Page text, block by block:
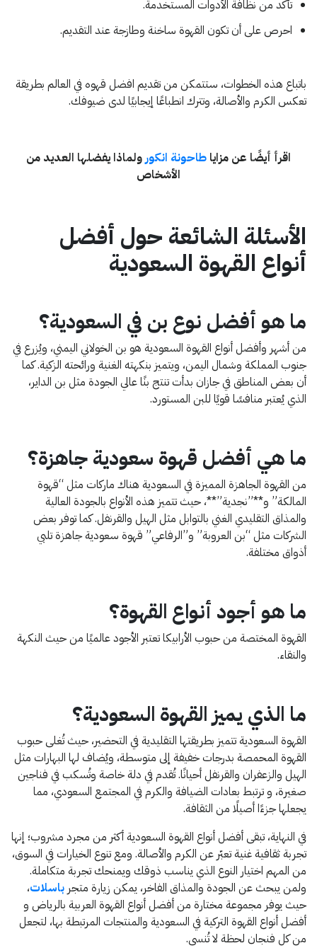
تأكد من نظافة الأدوات المستخدمة.
احرص على أن تكون القهوة ساخنة وطازجة عند التقديم.​
باتباع هذه الخطوات، ستتمكن من تقديم افضل قهوه في العالم بطريقة
تعكس الكرم والأصالة، وتترك انطباعًا إيجابيًا لدى ضيوفك.​
اقرأ أيضًا عن مزايا طاحونة انكورولماذا يفضلها العديد من
الأشخاص
الأسئلة الشائعة حول أفضل
أنواع القهوة السعودية
ما هو أفضل نوع بن في السعودية؟
من أشهر وأفضل أنواع القهوة السعودية هو بن الخولاني اليمني، ويُزرع في
جنوب المملكة وشمال اليمن، ويتميز بنكهته الغنية ورائحته الزكية. كما
أن بعض المناطق في جازان بدأت تنتج بنًا عالي الجودة مثل بن الداير،
الذي يُعتبر منافسًا قويًا للبن المستورد.
ما هي أفضل قهوة سعودية جاهزة؟
من القهوة الجاهزة المميزة في السعودية هناك ماركات مثل “قهوة
المالكة” و**”نجدية”**، حيث تتميز هذه الأنواع بالجودة العالية
والمذاق التقليدي الغني بالتوابل مثل الهيل والقرنفل. كما توفر بعض
الشركات مثل “بن العروبة” و”الرفاعي” قهوة سعودية جاهزة تلبي
أذواق مختلفة.
ما هو أجود أنواع القهوة؟
القهوة المختصة من حبوب الأرابيكا تعتبر الأجود عالميًا من حيث النكهة
والنقاء.
ما الذي يميز القهوة السعودية؟
القهوة السعودية تتميز بطريقتها التقليدية في التحضير، حيث تُغلى حبوب
القهوة المحمصة بدرجات خفيفة إلى متوسطة، ويُضاف لها البهارات مثل
الهيل والزعفران والقرنفل أحيانًا. تُقدم في دلة خاصة وتُسكب في فناجين
صغيرة، و ترتبط بعادات الضيافة والكرم في المجتمع السعودي، مما
يجعلها جزءًا أصيلًا من الثقافة.
في النهاية، تبقى أفضل أنواع القهوة السعودية أكثر من مجرد مشروب؛ إنها
تجربة ثقافية غنية تعبّر عن الكرم والأصالة. ومع تنوع الخيارات في السوق،
من المهم اختيار النوع الذي يناسب ذوقك ويمنحك تجربة متكاملة.
ولمن يبحث عن الجودة والمذاق الفاخر، يمكن زيارة متجر باسلات،
حيث يوفر مجموعة مختارة من أفضل أنواع القهوة العربية بالرياض و
أفضل أنواع القهوة التركية في السعودية والمنتجات المرتبطة بها، لتجعل
من كل فنجان لحظة لا تُنسى.